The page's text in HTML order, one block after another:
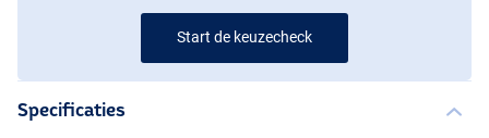
Start de keuzecheck
Specificaties